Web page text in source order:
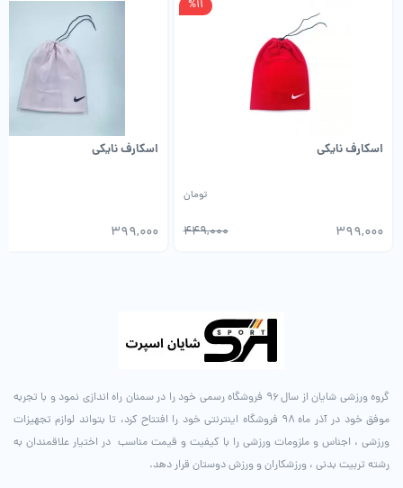
اسکارف نایکی
449,000
تومان
399,000
%11
اسکارف نایکی
399,000
گروه ورزشی شایان از سال ۹۶ فروشگاه رسمی خود را در سمنان راه اندازی نمود و با تجربه
موفق خود در آذر ماه ۹۸ فروشگاه اینترنتی خود را افتتاح کرد، تا بتواند لوازم تجهیزات
ورزشی ، اجناس و ملزومات ورزشی را با کیفیت و قیمت مناسب در اختیار علاقمندان به
رشته تربیت بدنی ، ورزشکاران و ورزش دوستان قرار دهد.